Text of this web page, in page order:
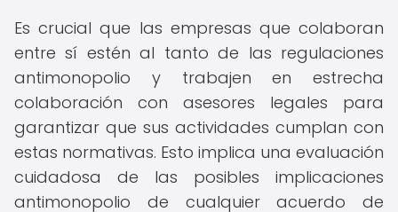
Es crucial que las empresas que colaboran
entre sí estén al tanto de las regulaciones
antimonopolio y trabajen en estrecha
colaboración con asesores legales para
garantizar que sus actividades cumplan con
estas normativas. Esto implica una evaluación
cuidadosa de las posibles implicaciones
antimonopolio de cualquier acuerdo de